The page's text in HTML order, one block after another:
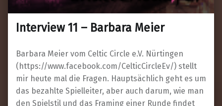
Interview 11 – Barbara Meier
Barbara Meier vom Celtic Circle e.V. Nürtingen
(https://www.facebook.com/CelticCircleEv/) stellt
mir heute mal die Fragen. Hauptsächlich geht es um
das bezahlte Spielleiter, aber auch darum, wie man
den Spielstil und das Framing einer Runde findet